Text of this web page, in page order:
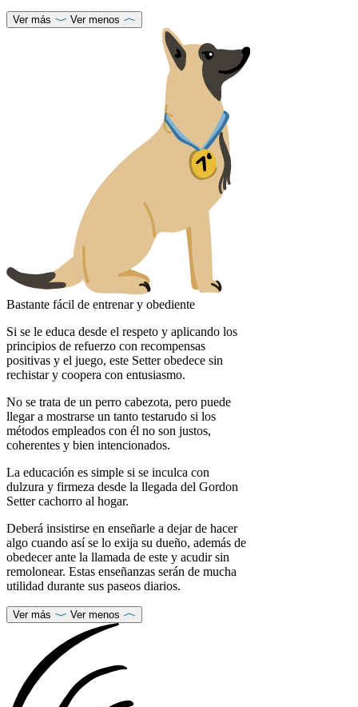
Ver más Ver menos
Bastante fácil de entrenar y obediente
Si se le educa desde el respeto y aplicando los
principios de refuerzo con recompensas
positivas y el juego, este Setter obedece sin
rechistar y coopera con entusiasmo.
No se trata de un perro cabezota, pero puede
llegar a mostrarse un tanto testarudo si los
métodos empleados con él no son justos,
coherentes y bien intencionados.
La educación es simple si se inculca con
dulzura y firmeza desde la llegada del Gordon
Setter cachorro al hogar.
Deberá insistirse en enseñarle a dejar de hacer
algo cuando así se lo exija su dueño, además de
obedecer ante la llamada de este y acudir sin
remolonear. Estas enseñanzas serán de mucha
utilidad durante sus paseos diarios.
Ver más Ver menos